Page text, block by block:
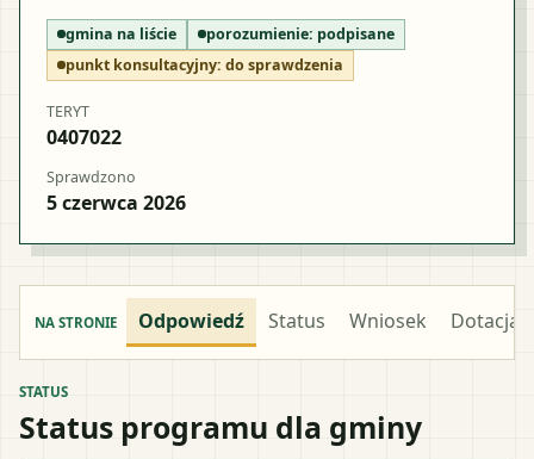
gmina na liście porozumienie: podpisane
punkt konsultacyjny: do sprawdzenia
TERYT
0407022
Sprawdzono
5 czerwca 2026
NA STRONIE Odpowiedź Status Wniosek Dotacja
STATUS
Status programu dla gminy